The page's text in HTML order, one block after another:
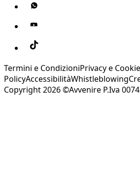
Termini e CondizioniPrivacy e Cookie
PolicyAccessibilitàWhistleblowing
Copyright 2026 ©Avvenire P.Iva